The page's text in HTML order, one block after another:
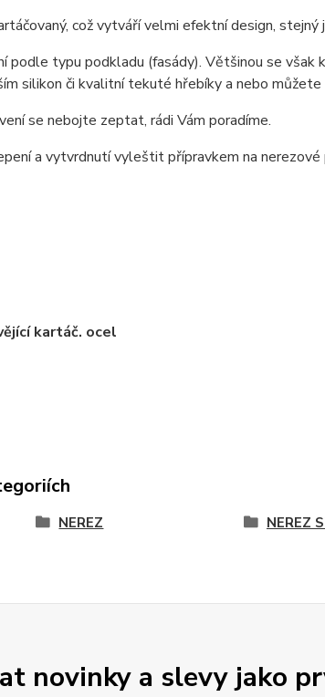
což vytváří velmi efektní design,
podle typu podkladu (fasády). Většinou se však
silikon či kvalitní tekuté hřebíky a nebo
se nebojte zeptat, rádi Vám poradíme.
a vytvrdnutí vyleštit přípravkem na nerezové
kartáč. ocel
NEREZ NEREZ
novinky a slevy jako